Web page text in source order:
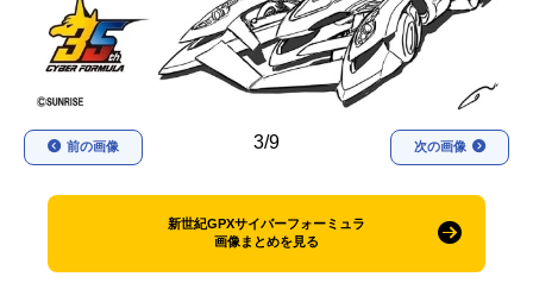
春アニメ 夏アニメ
秋アニメ 冬アニメ
男性声優/女性声優一覧
FOLLOW US
3/9
前の画像 次の画像
新世紀GPXサイバーフォーミュラ
画像まとめを見る